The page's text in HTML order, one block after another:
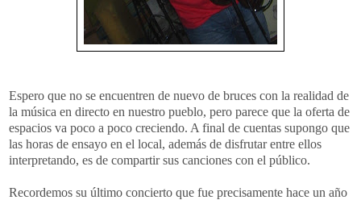
Espero que no se encuentren de nuevo de bruces con la realidad de
la música en directo en nuestro pueblo, pero parece que la oferta de
espacios va poco a poco creciendo. A final de cuentas supongo que
las horas de ensayo en el local, además de disfrutar entre ellos
interpretando, es de compartir sus canciones con el público.
Recordemos su último concierto que fue precisamente hace un año